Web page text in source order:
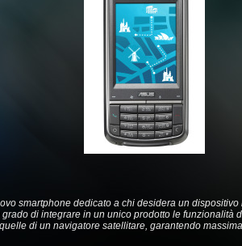
smartphone dedicato a chi desidera un dispositivo
grado di integrare in un unico prodotto le funzionalità
di un navigatore satellitare, garantendo